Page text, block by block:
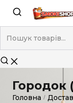
Городок
Головна /